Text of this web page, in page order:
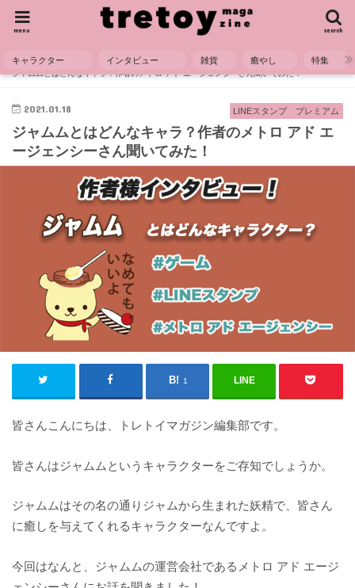
search
menu
キャラクター インタビュー 雑貨 癒やし 特集
HOME キャラクター
LINEスタンプ プレミアム
ジャムムとはどんなキャラ？作者のメトロ アド エージェンシーさん聞いてみた！
LINEスタンプ プレミアム
2021.01.18
ジャムムとはどんなキャラ？作者のメトロ アド エ
ージェンシーさん聞いてみた！
1 LINE
皆さんこんにちは、トレトイマガジン編集部です。
皆さんはジャムムというキャラクターをご存知でしょうか。
ジャムムはその名の通りジャムから生まれた妖精で、皆さん
に癒しを与えてくれるキャラクターなんですよ。
今回はなんと、ジャムムの運営会社であるメトロ アド エージ